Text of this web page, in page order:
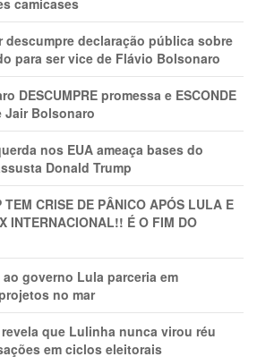
camicases
descumpre declaração pública sobre
para ser vice de Flávio Bolsonaro
DESCUMPRE promessa e ESCONDE
Jair Bolsonaro
nos EUA ameaça bases do
Donald Trump
TEM CRlSE DE PÂNlCO APÓS LULA E
INTERNACIONAL!! É O FIM DO
governo Lula parceria em
no mar
que Lulinha nunca virou réu
em ciclos eleitorais